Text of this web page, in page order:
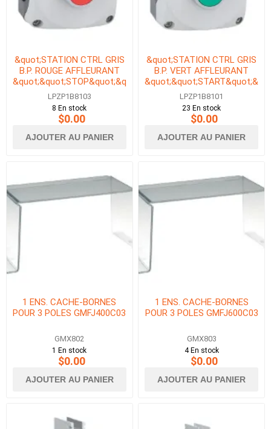
&quot;STATION CTRL GRIS
B.P. ROUGE AFFLEURANT
&quot;&quot;STOP&quot;&quot;
1NC&quot;
LPZP1B8103
8 En stock
$0.00
AJOUTER AU PANIER
&quot;STATION CTRL GRIS
B.P. VERT AFFLEURANT
1NO&quot;
LPZP1B8101
23 En stock
$0.00
AJOUTER AU PANIER
1 ENS. CACHE-BORNES
POUR 3 POLES GMFJ400C03
GMX802
1 En stock
$0.00
AJOUTER AU PANIER
1 ENS. CACHE-BORNES
POUR 3 POLES GMFJ600C03
GMX803
4 En stock
$0.00
AJOUTER AU PANIER